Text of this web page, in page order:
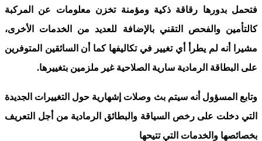
فتحمل بدورها رقاقة ذكية ومؤمنة تخزن معلومات عن المركبة
كالتأمين والفحص التقني بالإضافة للعديد من الخدمات الأخرى،
مشيرا أنه لم يطرأ أي تغيير في تكاليفها كما أن السائقين المتوفرين
على البطاقة الرمادية سارية الصلاحية غير ملزمين بتغييرها.
وتابع المسؤول أنه سيتم بث وصلات إشهارية حول التغييرات الجديدة
التي دخلت على رخص السياقة والبطائق الرمادية من أجل التعريف
بخصائصها والخدمات التي تتيحها